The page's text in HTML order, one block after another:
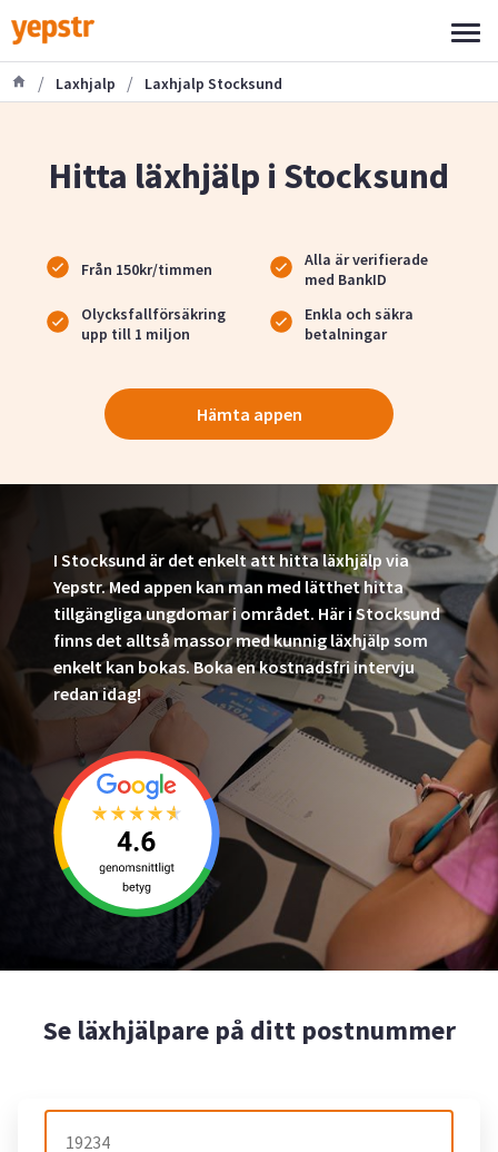
/ Laxhjalp / Laxhjalp Stocksund
Hitta läxhjälp i Stocksund
Från 150kr/timmen
Alla är verifierade
med BankID
Olycksfallförsäkring
upp till 1 miljon
Enkla och säkra
betalningar
Hämta appen
I Stocksund är det enkelt att hitta läxhjälp via
Yepstr. Med appen kan man med lätthet hitta
tillgängliga ungdomar i området. Här i Stocksund
finns det alltså massor med kunnig läxhjälp som
enkelt kan bokas. Boka en kostnadsfri intervju
redan idag!
Se läxhjälpare på ditt postnummer